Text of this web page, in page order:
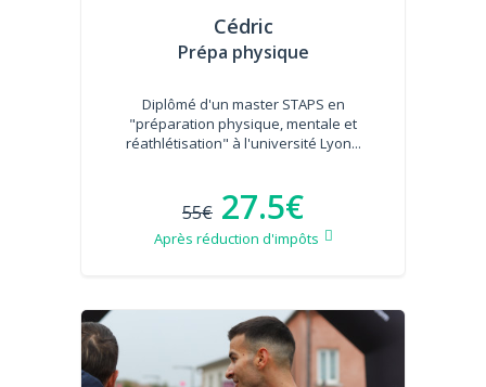
Cédric
Prépa physique
Diplômé d'un master STAPS en
"préparation physique, mentale et
réathlétisation" à l'université Lyon...
55€ 27.5€
Après réduction d'impôts